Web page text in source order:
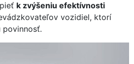
k zvýšeniu efektívnosti
vozidiel, ktorí
povinnosť.